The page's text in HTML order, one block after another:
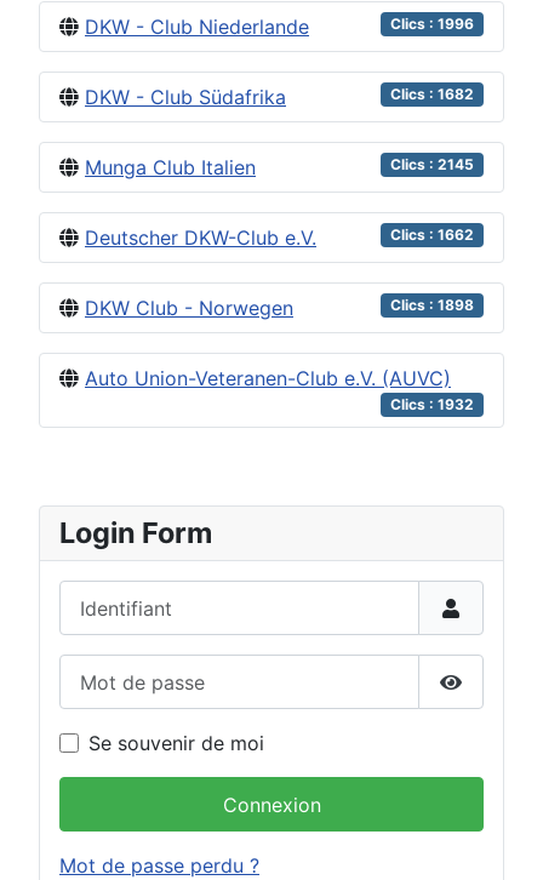
DKW - Club Niederlande Clics : 1996
DKW - Club Südafrika Clics : 1682
Munga Club Italien Clics : 2145
Deutscher DKW-Club e.V. Clics : 1662
DKW Club - Norwegen Clics : 1898
Auto Union-Veteranen-Club e.V. (AUVC)
Clics : 1932
Login Form
Afficher
Se souvenir de moi
Connexion
Mot de passe perdu ?